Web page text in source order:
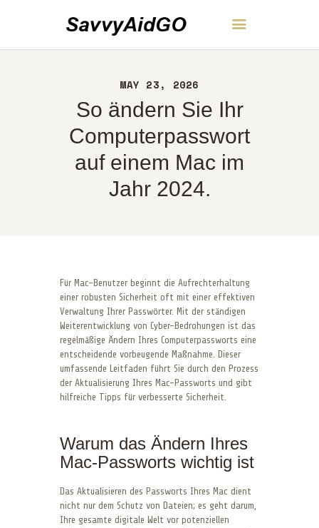
MAY 23, 2026
So ändern Sie Ihr
Computerpasswort
auf einem Mac im
Jahr 2024.
SavvyAidGO
ÜBER UNS
KONTAKT
RICHTLINIEN
DEUTSCH
Für Mac-Benutzer beginnt die Aufrechterhaltung
einer robusten Sicherheit oft mit einer effektiven
Verwaltung Ihrer Passwörter. Mit der ständigen
Weiterentwicklung von Cyber-Bedrohungen ist das
regelmäßige Ändern Ihres Computerpassworts eine
entscheidende vorbeugende Maßnahme. Dieser
umfassende Leitfaden führt Sie durch den Prozess
der Aktualisierung Ihres Mac-Passworts und gibt
hilfreiche Tipps für verbesserte Sicherheit.
Warum das Ändern Ihres
Mac-Passworts wichtig ist
Das Aktualisieren des Passworts Ihres Mac dient
nicht nur dem Schutz von Dateien; es geht darum,
Ihre gesamte digitale Welt vor potenziellen